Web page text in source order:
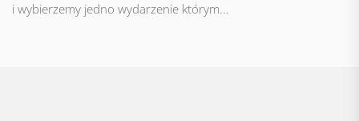
i wybierzemy jedno wydarzenie którym...